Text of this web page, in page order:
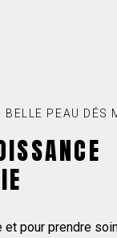
BELLE PEAU DÉS
et pour prendre